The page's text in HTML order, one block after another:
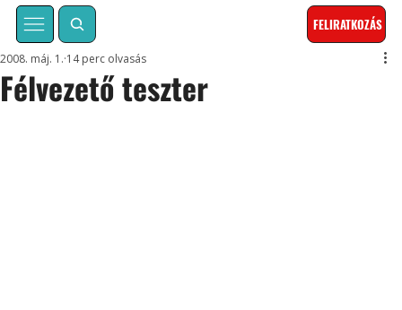
FELIRATKOZÁS
Félvezető teszter
2008. máj. 1. 14 perc olvasás